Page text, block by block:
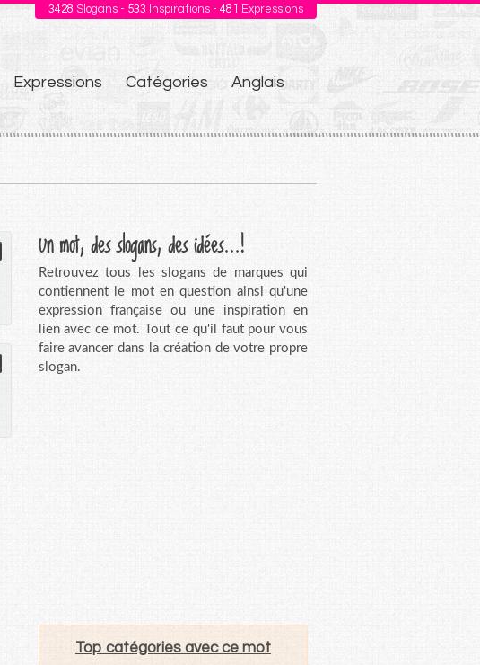
3428 Slogans - 533 Inspirations - 481 Expressions
Expressions Catégories Anglais
Un mot, des slogans, des idées...!
Retrouvez tous les slogans de marques qui
contiennent le mot en question ainsi qu'une
expression française ou une inspiration en
lien avec ce mot. Tout ce qu'il faut pour vous
faire avancer dans la création de votre propre
slogan.
Top catégories avec ce mot